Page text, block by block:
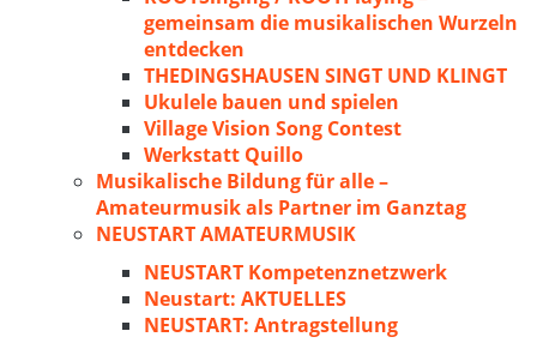
gemeinsam die musikalischen Wurzeln
entdecken
THEDINGSHAUSEN SINGT UND KLINGT
Ukulele bauen und spielen
Village Vision Song Contest
Werkstatt Quillo
Musikalische Bildung für alle –
Amateurmusik als Partner im Ganztag
NEUSTART AMATEURMUSIK
NEUSTART Kompetenznetzwerk
Neustart: AKTUELLES
NEUSTART: Antragstellung